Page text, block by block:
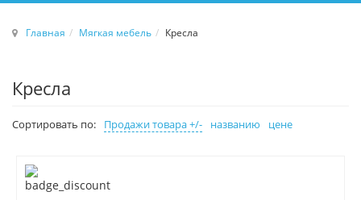
Главная Мягкая мебель Кресла
Кресла
Сортировать по: Продажи товара +/- названию цене